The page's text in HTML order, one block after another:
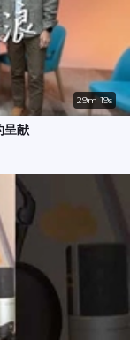
29m 19s
约呈献